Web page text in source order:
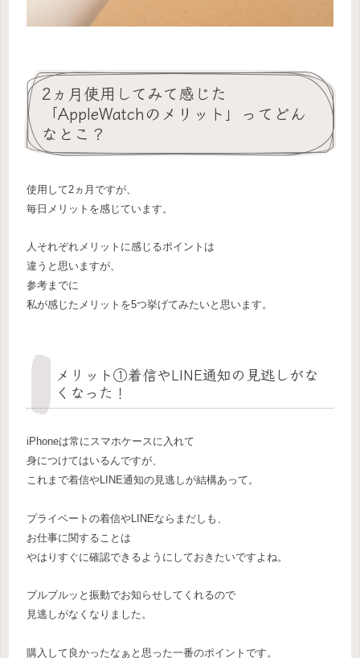
2ヵ月使用してみて感じた
「AppleWatchのメリット」ってどん
なとこ？
使用して2ヵ月ですが、
毎日メリットを感じています。
人それぞれメリットに感じるポイントは
違うと思いますが、
参考までに
私が感じたメリットを5つ挙げてみたいと思います。
メリット①着信やLINE通知の見逃しがな
くなった！
iPhoneは常にスマホケースに入れて
身につけてはいるんですが、
これまで着信やLINE通知の見逃しが結構あって。
プライベートの着信やLINEならまだしも、
お仕事に関することは
やはりすぐに確認できるようにしておきたいですよね。
ブルブルッと振動でお知らせしてくれるので
見逃しがなくなりました。
購入して良かったなぁと思った一番のポイントです。